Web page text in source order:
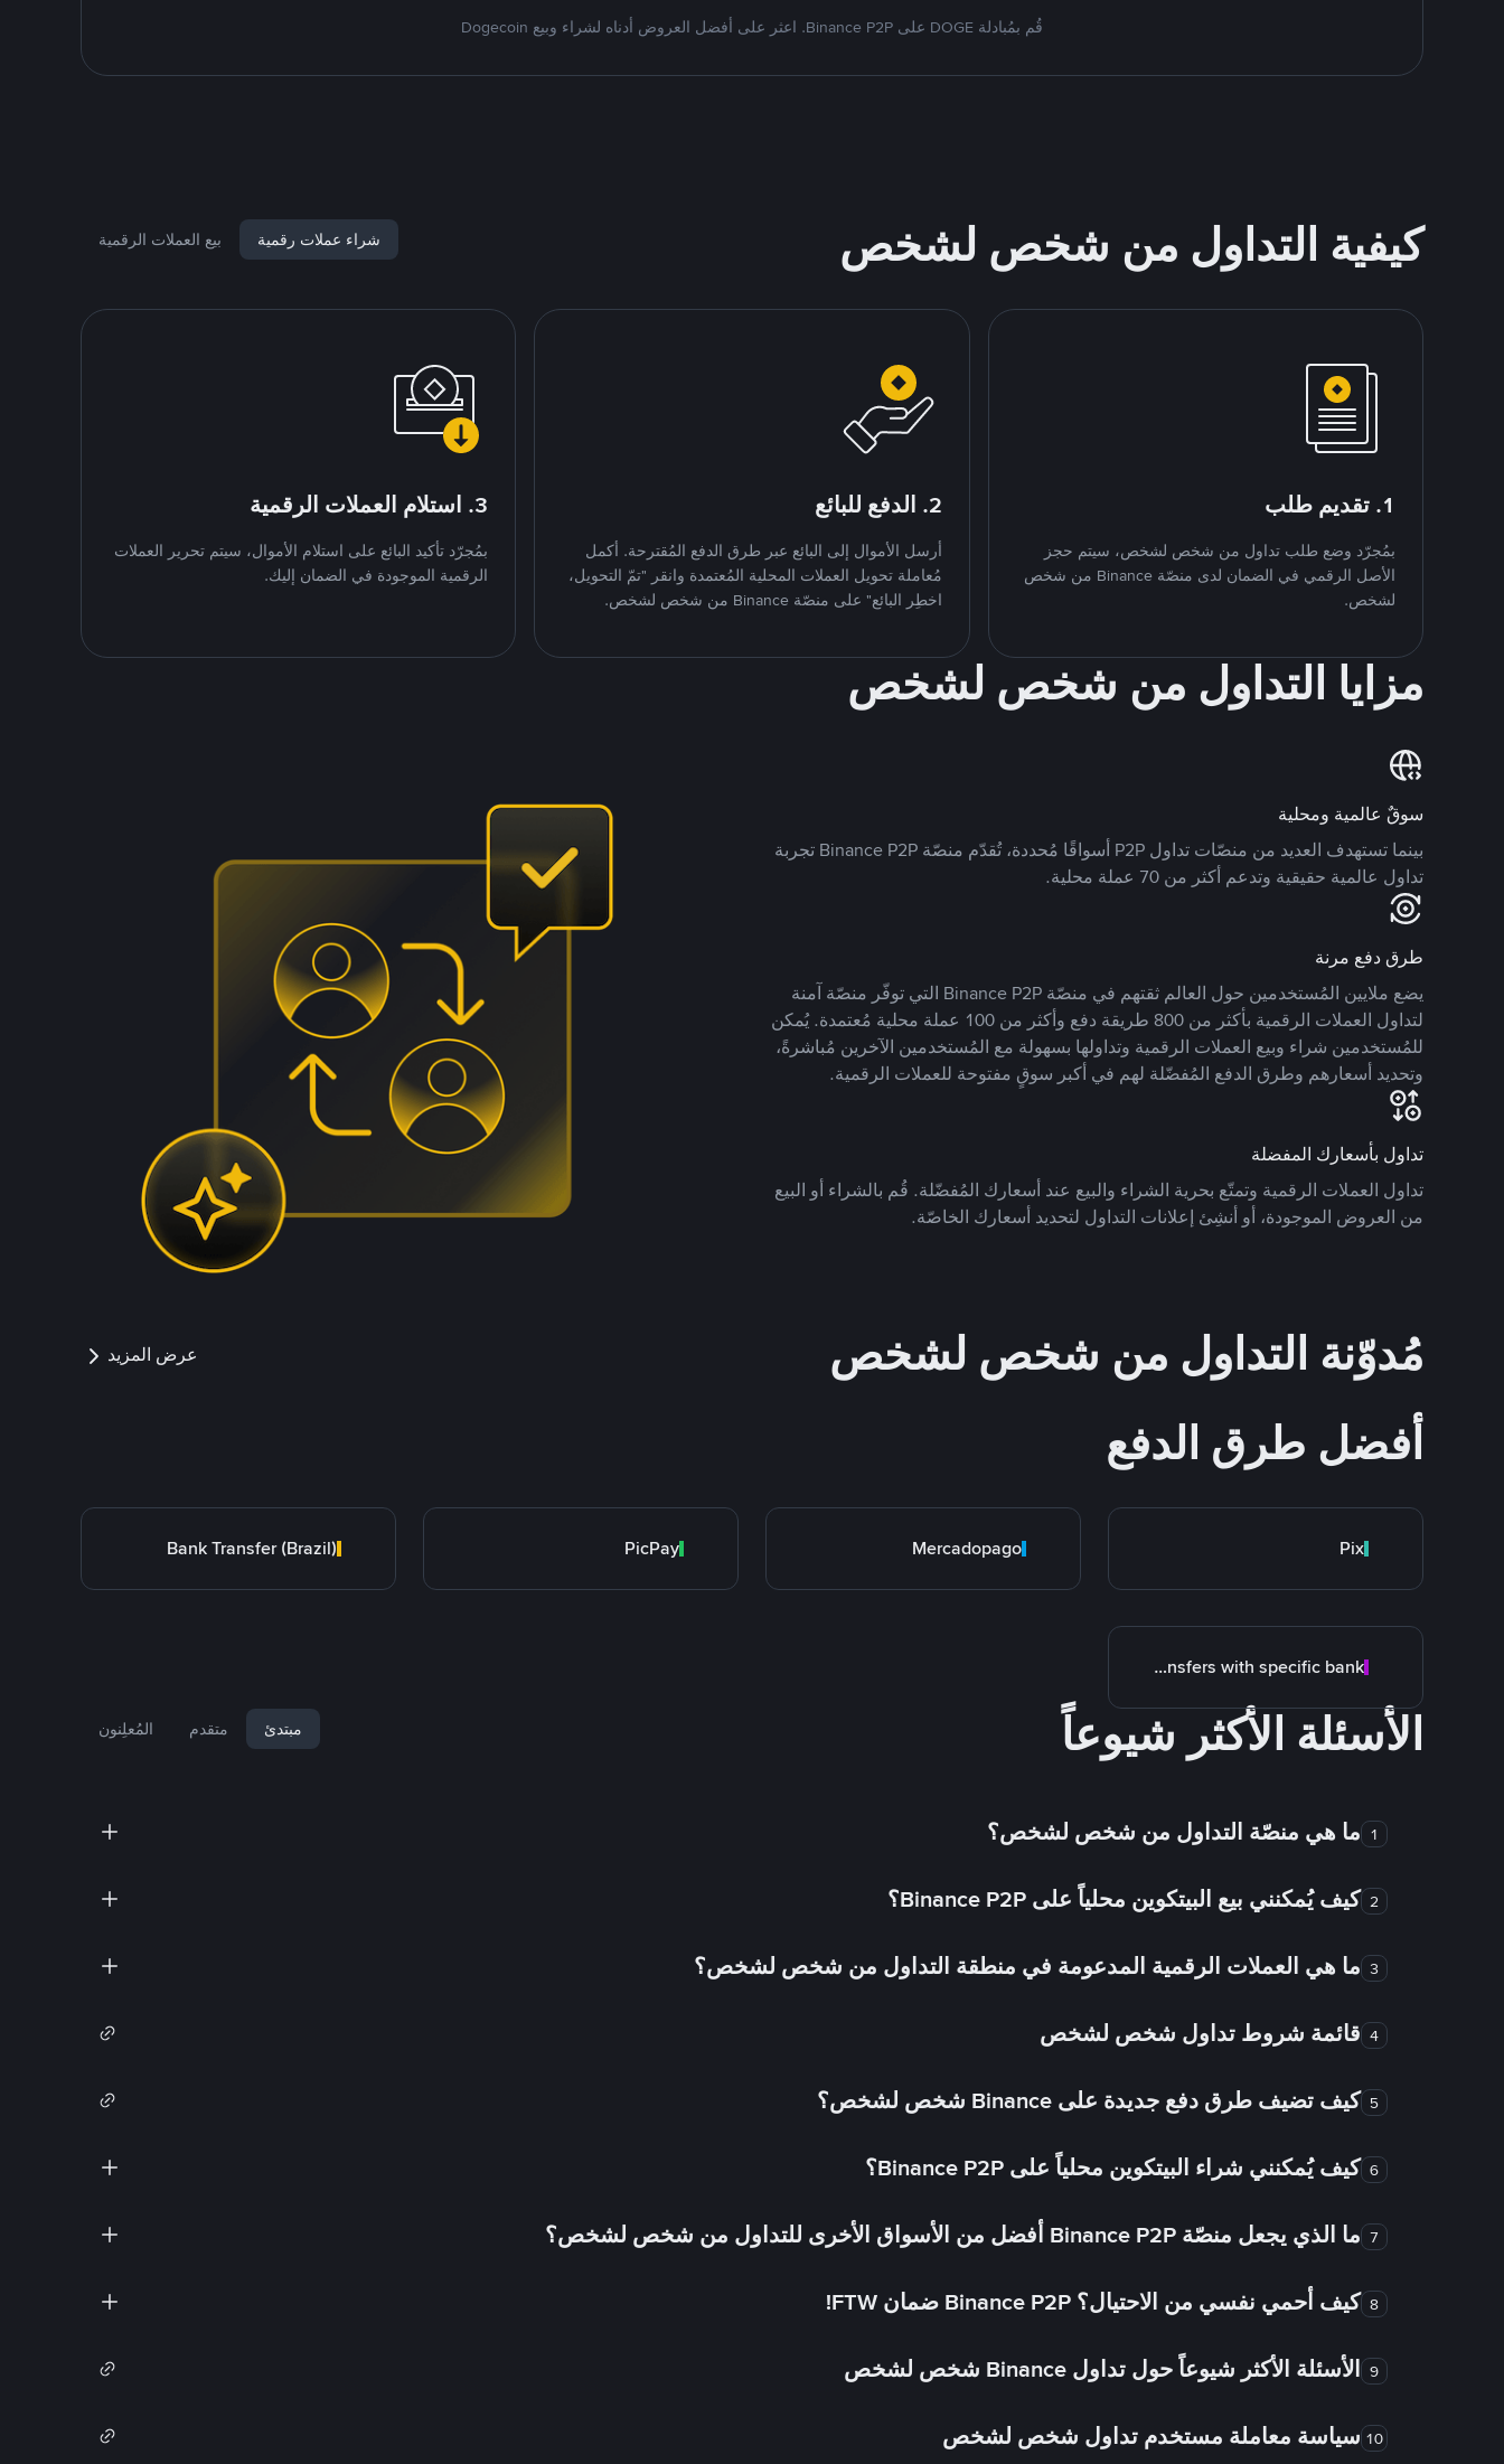
قُم بمُبادلة DOGE على Binance P2P. اعثر على أفضل العروض أدناه لشراء وبيع Dogecoin
كيفية التداول من شخص لشخص شراء عملات رقمية بيع العملات الرقمية
1. تقديم طلب
بمُجرّد وضع طلب تداول من شخص لشخص، سيتم حجز
الأصل الرقمي في الضمان لدى منصّة Binance من شخص
لشخص.
2. الدفع للبائع
أرسل الأموال إلى البائع عبر طرق الدفع المُقترحة. أكمل
مُعاملة تحويل العملات المحلية المُعتمدة وانقر "تمّ التحويل،
اخطِر البائع" على منصّة Binance من شخص لشخص.
3. استلام العملات الرقمية
بمُجرّد تأكيد البائع على استلام الأموال، سيتم تحرير العملات
الرقمية الموجودة في الضمان إليك.
مزايا التداول من شخص لشخص
سوقٌ عالمية ومحلية
بينما تستهدف العديد من منصّات تداول P2P أسواقًا مُحددة، تُقدّم منصّة Binance P2P تجربة
تداول عالمية حقيقية وتدعم أكثر من 70 عملة محلية.
طرق دفع مرنة
يضع ملايين المُستخدمين حول العالم ثقتهم في منصّة Binance P2P التي توفّر منصّة آمنة
لتداول العملات الرقمية بأكثر من 800 طريقة دفع وأكثر من 100 عملة محلية مُعتمدة. يُمكن
للمُستخدمين شراء وبيع العملات الرقمية وتداولها بسهولة مع المُستخدمين الآخرين مُباشرةً،
وتحديد أسعارهم وطرق الدفع المُفضّلة لهم في أكبر سوقٍ مفتوحة للعملات الرقمية.
تداول بأسعارك المفضلة
تداول العملات الرقمية وتمتّع بحرية الشراء والبيع عند أسعارك المُفضّلة. قُم بالشراء أو البيع
من العروض الموجودة، أو أنشِئ إعلانات التداول لتحديد أسعارك الخاصّة.
مُدوّنة التداول من شخص لشخص عرض المزيد
أفضل طرق الدفع
Pix
Mercadopago
PicPay
Bank Transfer (Brazil)
Transfers with specific bank
الأسئلة الأكثر شيوعاً مبتدئ متقدم المُعلِنون
1 ما هي منصّة التداول من شخص لشخص؟
2 كيف يُمكنني بيع البيتكوين محلياً على Binance P2P؟
3 ما هي العملات الرقمية المدعومة في منطقة التداول من شخص لشخص؟
4 قائمة شروط تداول شخص لشخص
5 كيف تضيف طرق دفع جديدة على Binance شخص لشخص؟
6 كيف يُمكنني شراء البيتكوين محلياً على Binance P2P؟
7 ما الذي يجعل منصّة Binance P2P أفضل من الأسواق الأخرى للتداول من شخص لشخص؟
8 كيف أحمي نفسي من الاحتيال؟ Binance P2P ضمان FTW!
9 الأسئلة الأكثر شيوعاً حول تداول Binance شخص لشخص
10 سياسة معاملة مستخدم تداول شخص لشخص